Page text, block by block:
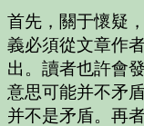
首先，關于懷疑
義必須從文章作
出。讀者也許會
意思可能并不矛
并不是矛盾。再